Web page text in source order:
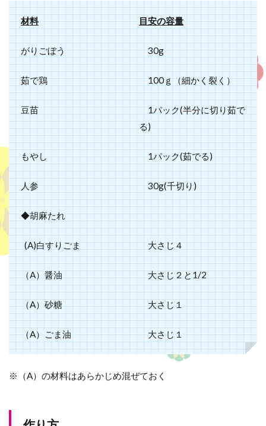
材料 目安の容量
がりごぼう 30g
茹で鶏 100ｇ（細かく裂く）
豆苗 1パック(半分に切り茹で
る)
もやし 1パック(茹でる)
人参 30g(千切り)
◆胡麻たれ
(A)白すりごま 大さじ４
（A）醤油 大さじ２と1/2
（A）砂糖 大さじ１
（A）ごま油 大さじ１
※（A）の材料はあらかじめ混ぜておく